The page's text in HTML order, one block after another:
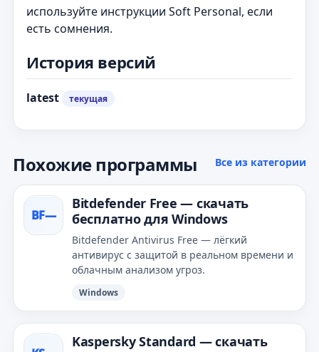
используйте инструкции Soft Personal, если
есть сомнения.
История версий
latest текущая
Похожие программы Все из категории
BF—
Bitdefender Free — скачать
бесплатно для Windows
Bitdefender Antivirus Free — лёгкий
антивирус с защитой в реальном времени и
облачным анализом угроз.
Windows
Kaspersky Standard — скачать